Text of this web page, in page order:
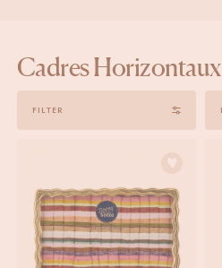
Cadres Horizontaux
FILTER